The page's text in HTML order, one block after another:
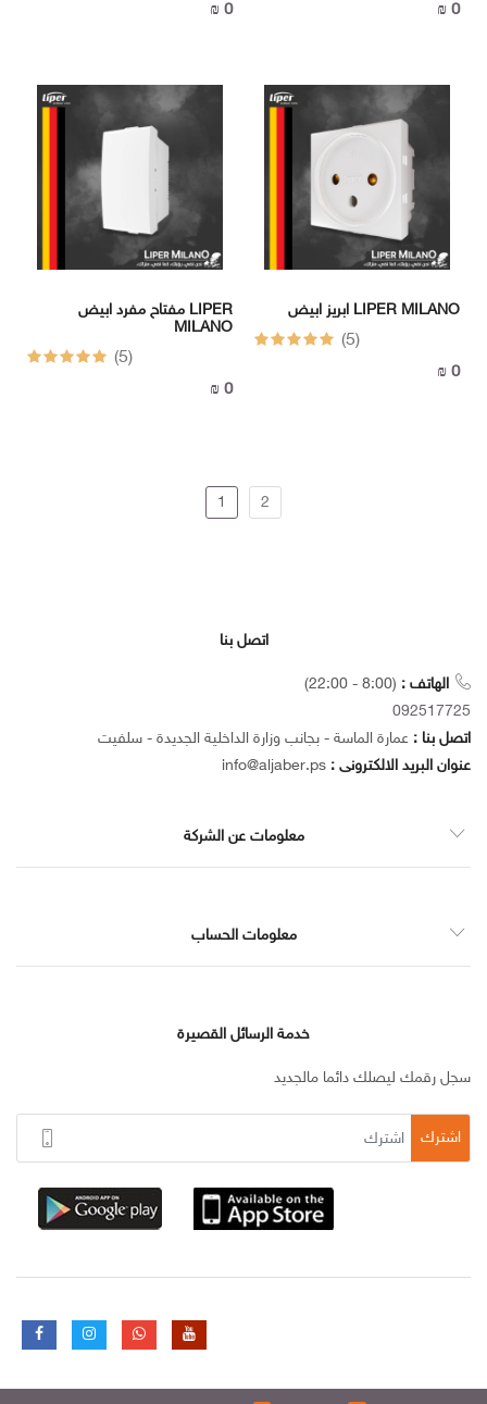
0 ₪ 0 ₪
مفتاح مفرد ابيض LIPER
MILANO
(5)
0 ₪
ابريز ابيض LIPER MILANO
(5)
0 ₪
1 2
اتصل بنا
الهاتف : (8:00 - 22:00)
092517725
اتصل بنا : عمارة الماسة - بجانب وزارة الداخلية الجديدة - سلفيت
عنوان البريد الالكترونى : info@aljaber.ps
معلومات عن الشركة
معلومات الحساب
خدمة الرسائل القصيرة
سجل رقمك ليصلك دائما مالجديد
اشترك